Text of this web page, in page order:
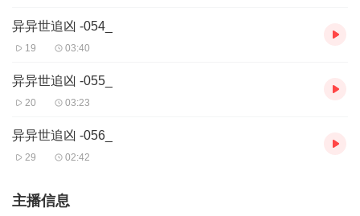
异异世追凶 -054_
19 03:40
异异世追凶 -055_
20 03:23
异异世追凶 -056_
29 02:42
主播信息